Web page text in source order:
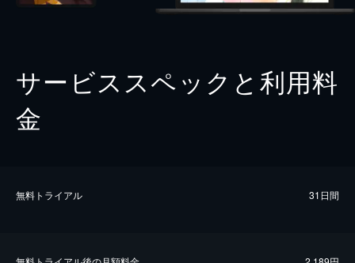
サービススペックと利用料
金
無料トライアル 31日間